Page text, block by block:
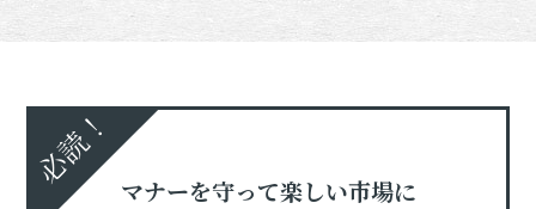
必読！
マナーを守って楽しい市場に